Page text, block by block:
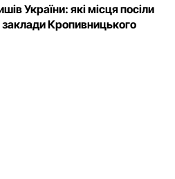
України: які місця посіли
заклади Кропивницького